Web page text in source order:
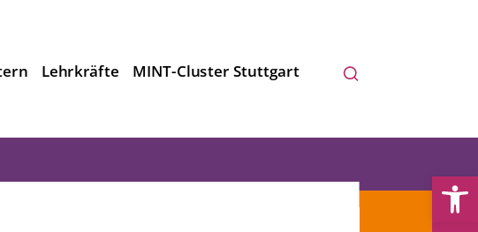
Lehrkräfte MINT-Cluster Stuttgart